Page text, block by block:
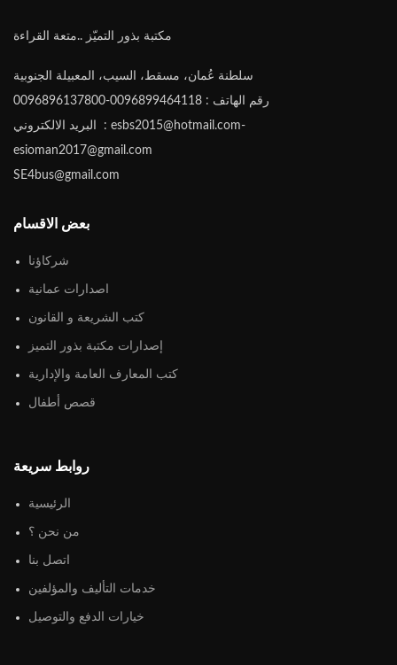
مكتبة بذور التميّز ..متعة القراءة
سلطنة عُمان، مسقط، السيب، المعبيلة الجنوبية
رقم الهاتف : 0096899464118-0096896137800
البريد الالكتروني : esbs2015@hotmail.com-
esioman2017@gmail.com
SE4bus@gmail.com
بعض الاقسام
شركاؤنا
اصدارات عمانية
كتب الشريعة و القانون
إصدارات مكتبة بذور التميز
كتب المعارف العامة والإدارية
قصص أطفال
روابط سريعة
الرئيسية
من نحن ؟
اتصل بنا
خدمات التأليف والمؤلفين
خيارات الدفع والتوصيل